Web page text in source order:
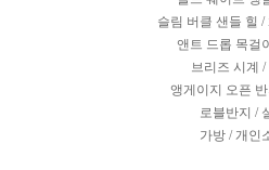
슬림 버클 샌들 힐 /
앤트 드롭 목걸
브리즈 시계 /
앵게이지 오픈
로블반지 /
가방 / 개인